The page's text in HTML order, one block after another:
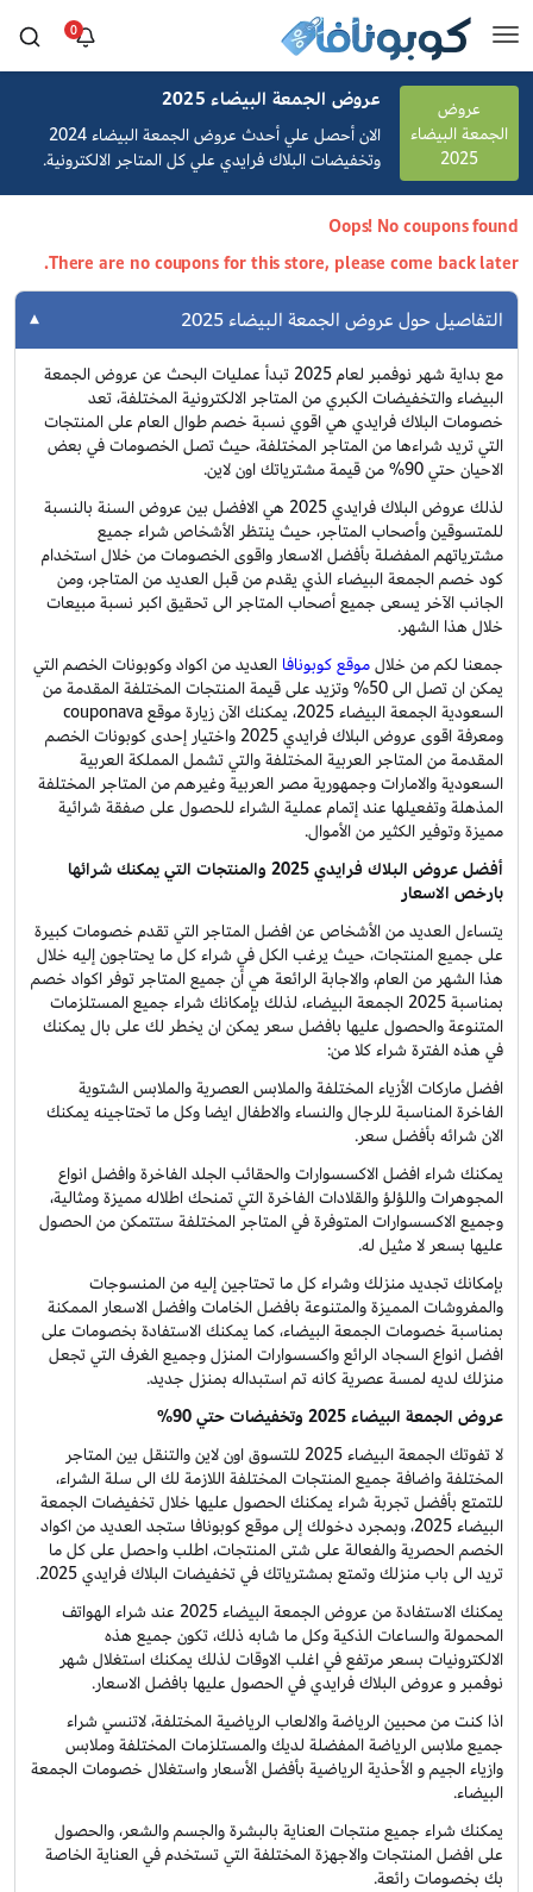
0
عروض
الجمعة البيضاء
2025
عروض الجمعة البيضاء 2025
الان أحصل علي أحدث عروض الجمعة البيضاء 2024
وتخفيضات البلاك فرايدي علي كل المتاجر الالكترونية.
Oops! No coupons found
There are no coupons for this store, please come back later.
التفاصيل حول عروض الجمعة البيضاء 2025
مع بداية شهر نوفمبر لعام 2025 تبدأ عمليات البحث عن عروض الجمعة
البيضاء والتخفيضات الكبري من المتاجر الالكترونية المختلفة، تعد
خصومات البلاك فرايدي هي اقوي نسبة خصم طوال العام على المنتجات
التي تريد شراءها من المتاجر المختلفة، حيث تصل الخصومات في بعض
الاحيان حتي 90% من قيمة مشترياتك اون لاين.
لذلك عروض البلاك فرايدي 2025 هي الافضل بين عروض السنة بالنسبة
للمتسوقين وأصحاب المتاجر، حيث ينتظر الأشخاص شراء جميع
مشترياتهم المفضلة بأفضل الاسعار واقوى الخصومات من خلال استخدام
كود خصم الجمعة البيضاء الذي يقدم من قبل العديد من المتاجر، ومن
الجانب الآخر يسعى جميع أصحاب المتاجر الى تحقيق اكبر نسبة مبيعات
خلال هذا الشهر.
جمعنا لكم من خلالموقع كوبونافا العديد من اكواد وكوبونات الخصم التي
يمكن ان تصل الى 50% وتزيد على قيمة المنتجات المختلفة المقدمة من
السعودية الجمعة البيضاء 2025، يمكنك الآن زيارة موقع couponava
ومعرفة اقوى عروض البلاك فرايدي 2025 واختيار إحدى كوبونات الخصم
المقدمة من المتاجر العربية المختلفة والتي تشمل المملكة العربية
السعودية والامارات وجمهورية مصر العربية وغيرهم من المتاجر المختلفة
المذهلة وتفعيلها عند إتمام عملية الشراء للحصول على صفقة شرائية
مميزة وتوفير الكثير من الأموال.
أفضل عروض البلاك فرايدي 2025 والمنتجات التي يمكنك شرائها
بارخص الاسعار
يتساءل العديد من الأشخاص عن افضل المتاجر التي تقدم خصومات كبيرة
على جميع المنتجات، حيث يرغب الكل في شراء كل ما يحتاجون إليه خلال
هذا الشهر من العام، والاجابة الرائعة هي أن جميع المتاجر توفر اكواد خصم
بمناسبة 2025 الجمعة البيضاء، لذلك بإمكانك شراء جميع المستلزمات
المتنوعة والحصول عليها بافضل سعر يمكن ان يخطر لك على بال يمكنك
في هذه الفترة شراء كلا من:
افضل ماركات الأزياء المختلفة والملابس العصرية والملابس الشتوية
الفاخرة المناسبة للرجال والنساء والاطفال ايضا وكل ما تحتاجينه يمكنك
الان شرائه بأفضل سعر.
يمكنك شراء افضل الاكسسوارات والحقائب الجلد الفاخرة وافضل انواع
المجوهرات واللؤلؤ والقلادات الفاخرة التي تمنحك اطلاله مميزة ومثالية،
وجميع الاكسسوارات المتوفرة في المتاجر المختلفة ستتمكن من الحصول
عليها بسعر لا مثيل له.
بإمكانك تجديد منزلك وشراء كل ما تحتاجين إليه من المنسوجات
والمفروشات المميزة والمتنوعة بافضل الخامات وافضل الاسعار الممكنة
بمناسبة خصومات الجمعة البيضاء، كما يمكنك الاستفادة بخصومات على
افضل انواع السجاد الرائع واكسسوارات المنزل وجميع الغرف التي تجعل
منزلك لديه لمسة عصرية كانه تم استبداله بمنزل جديد.
عروض الجمعة البيضاء 2025 وتخفيضات حتي 90%
لا تفوتك الجمعة البيضاء 2025 للتسوق اون لاين والتنقل بين المتاجر
المختلفة واضافة جميع المنتجات المختلفة اللازمة لك الى سلة الشراء،
للتمتع بأفضل تجربة شراء يمكنك الحصول عليها خلال تخفيضات الجمعة
البيضاء 2025، وبمجرد دخولك إلى موقع كوبونافا ستجد العديد من اكواد
الخصم الحصرية والفعالة على شتى المنتجات، اطلب واحصل على كل ما
تريد الى باب منزلك وتمتع بمشترياتك في تخفيضات البلاك فرايدي 2025.
يمكنك الاستفادة من عروض الجمعة البيضاء 2025 عند شراء الهواتف
المحمولة والساعات الذكية وكل ما شابه ذلك، تكون جميع هذه
الالكترونيات بسعر مرتفع في اغلب الاوقات لذلك يمكنك استغلال شهر
نوفمبر و عروض البلاك فرايدي في الحصول عليها بافضل الاسعار.
اذا كنت من محبين الرياضة والالعاب الرياضية المختلفة، لاتنسي شراء
جميع ملابس الرياضة المفضلة لديك والمستلزمات المختلفة وملابس
وازياء الجيم و الأحذية الرياضية بأفضل الأسعار واستغلال خصومات الجمعة
البيضاء.
يمكنك شراء جميع منتجات العناية بالبشرة والجسم والشعر، والحصول
على افضل المنتجات والاجهزة المختلفة التي تستخدم في العناية الخاصة
بك بخصومات رائعة.